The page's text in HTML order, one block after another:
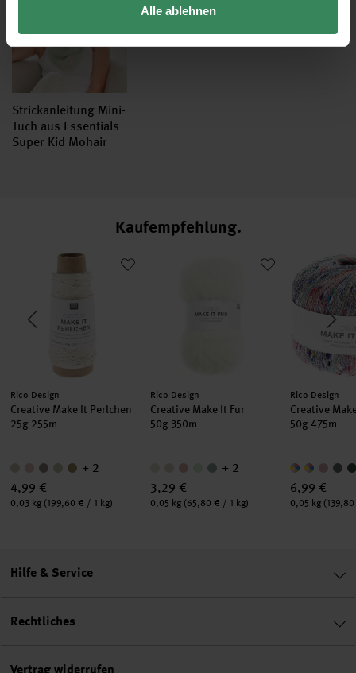
Alle ablehnen
Strickanleitung Mini-
Tuch aus Essentials
Super Kid Mohair
Kaufempfehlung
Creative Make It Perlchen
Hersteller:
Rico Design
Creative Make It Perlchen
25g 255m
+ 2
4,99 €
Inhalt:
0,03 kg (199,60 € / 1 kg)
Hersteller:
Rico Design
Creative Make It Fur
50g 350m
+ 2
3,29 €
Inhalt:
0,05 kg (65,80 € / 1 kg)
Creative
Hersteller:
Rico Design
Creative
50g 475m
6,99 €
Inhalt:
0,05 kg
Hilfe & Service
Rechtliches
Vertrag widerrufen